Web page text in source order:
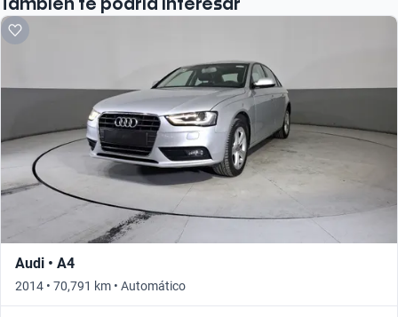
También te podría interesar
Audi • A4
2014 • 70,791 km • Automático